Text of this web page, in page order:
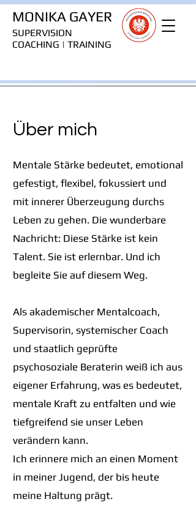
SUPERVISION
COACHING | TRAINING
MONIKA GAYER
Über mich
Mentale Stärke bedeutet, emotional
gefestigt, flexibel, fokussiert und
mit innerer Überzeugung durchs
Leben zu gehen. Die wunderbare
Nachricht: Diese Stärke ist kein
Talent. Sie ist erlernbar. Und ich
begleite Sie auf diesem Weg.
Als akademischer Mentalcoach,
Supervisorin, systemischer Coach
und staatlich geprüfte
psychosoziale Beraterin weiß ich aus
eigener Erfahrung, was es bedeutet,
mentale Kraft zu entfalten und wie
tiefgreifend sie unser Leben
verändern kann.
Ich erinnere mich an einen Moment
in meiner Jugend, der bis heute
meine Haltung prägt.